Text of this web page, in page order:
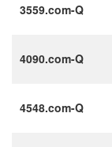
3559.com-Q
4090.com-Q
4548.com-Q